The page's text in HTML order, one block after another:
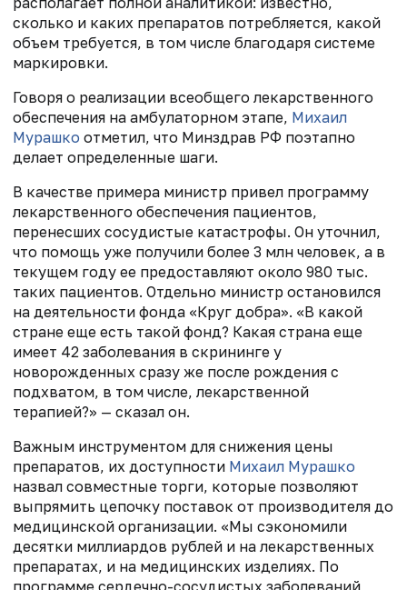
сколько и каких препаратов потребляется, какой
объем требуется, в том числе благодаря системе
маркировки.
Говоря о реализации всеобщего лекарственного
обеспечения на амбулаторном этапе, Михаил
Мурашко отметил, что Минздрав РФ поэтапно
делает определенные шаги.
В качестве примера министр привел программу
лекарственного обеспечения пациентов,
перенесших сосудистые катастрофы. Он уточнил,
что помощь уже получили более 3 млн человек, а в
текущем году ее предоставляют около 980 тыс.
таких пациентов. Отдельно министр остановился
на деятельности фонда «Круг добра». «В какой
стране еще есть такой фонд? Какая страна еще
имеет 42 заболевания в скрининге у
новорожденных сразу же после рождения с
подхватом, в том числе, лекарственной
терапией?» — сказал он.
Важным инструментом для снижения цены
препаратов, их доступности Михаил Мурашко
назвал совместные торги, которые позволяют
выпрямить цепочку поставок от производителя до
медицинской организации. «Мы сэкономили
десятки миллиардов рублей и на лекарственных
препаратах, и на медицинских изделиях. По
программе сердечно-сосудистых заболеваний